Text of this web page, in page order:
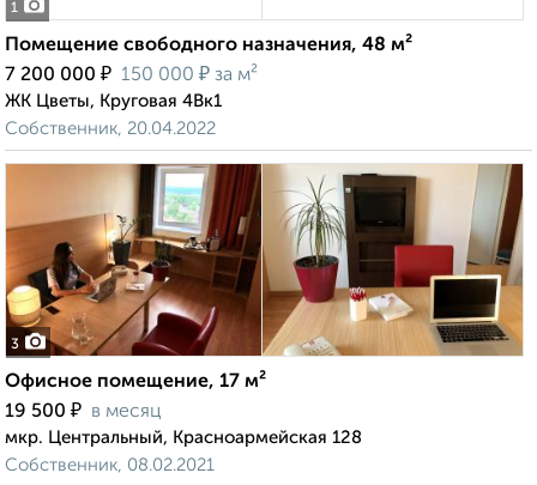
1
Помещение свободного назначения, 48 м²
7 200 000 ₽ 150 000 ₽ за м²
ЖК Цветы, Круговая 4Вк1
Собственник, 20.04.2022
3
Офисное помещение, 17 м²
19 500 ₽ в месяц
мкр. Центральный, Красноармейская 128
Собственник, 08.02.2021